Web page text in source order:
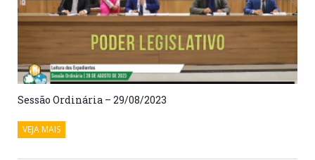
Sessão Ordinária – 29/08/2023
VEJA MAIS